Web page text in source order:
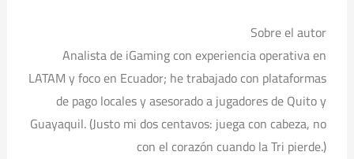
Sobre el autor
Analista de iGaming con experiencia operativa en
LATAM y foco en Ecuador; he trabajado con plataformas
de pago locales y asesorado a jugadores de Quito y
Guayaquil. (Justo mi dos centavos: juega con cabeza, no
con el corazón cuando la Tri pierde.)